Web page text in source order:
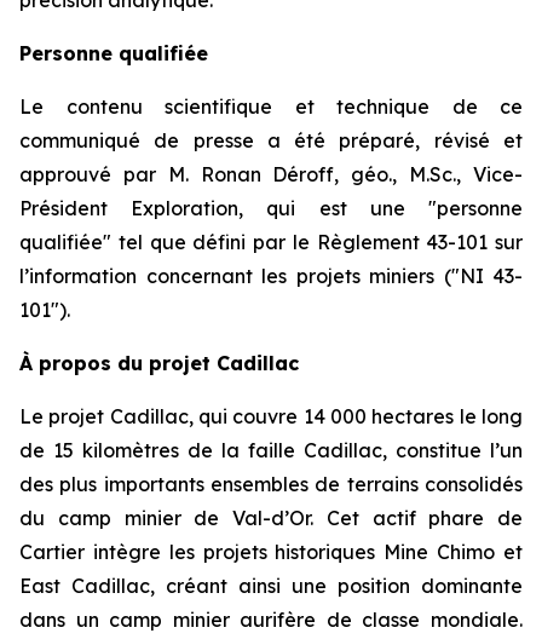
Personne qualifiée
Le contenu scientifique et technique de ce
communiqué de presse a été préparé, révisé et
approuvé par M. Ronan Déroff, géo., M.Sc., Vice-
Président Exploration, qui est une ″personne
qualifiée″ tel que défini par le Règlement 43-101 sur
l’information concernant les projets miniers (″NI 43-
101″).
À propos du projet Cadillac
Le projet Cadillac, qui couvre 14 000 hectares le long
de 15 kilomètres de la faille Cadillac, constitue l’un
des plus importants ensembles de terrains consolidés
du camp minier de Val-d’Or. Cet actif phare de
Cartier intègre les projets historiques Mine Chimo et
East Cadillac, créant ainsi une position dominante
dans un camp minier aurifère de classe mondiale.